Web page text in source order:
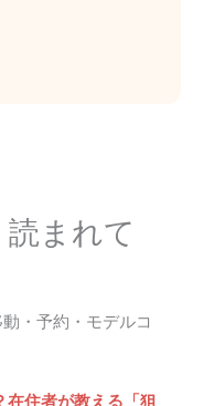
まれて
・予約・モデルコ
在住者が教える「狙